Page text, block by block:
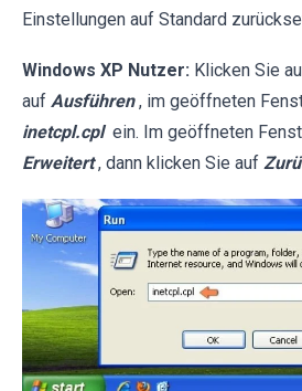
Einstellungen auf Standard
Windows XP Nutzer: Klicken Sie
auf Ausführen , im geöffneten
inetcpl.cpl ein. Im geöffneten
Erweitert , dann klicken Sie auf